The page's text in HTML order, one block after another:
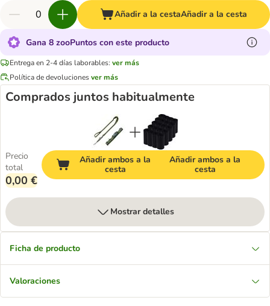
Añadir a la cestaAñadir a la cesta
Gana 8 zooPuntos con este producto
Entrega en 2-4 días laborables: ver más
Política de devolucionesver más
Comprados juntos habitualmente
Precio
total
0,00 €
Añadir ambos a la
cesta
Añadir ambos a la
cesta
Mostrar detalles
Ficha de producto
Valoraciones